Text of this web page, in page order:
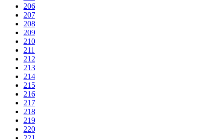
206
207
208
209
210
211
212
213
214
215
216
217
218
219
220